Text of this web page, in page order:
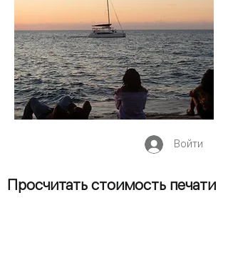
Войти
Просчитать стоимость печати